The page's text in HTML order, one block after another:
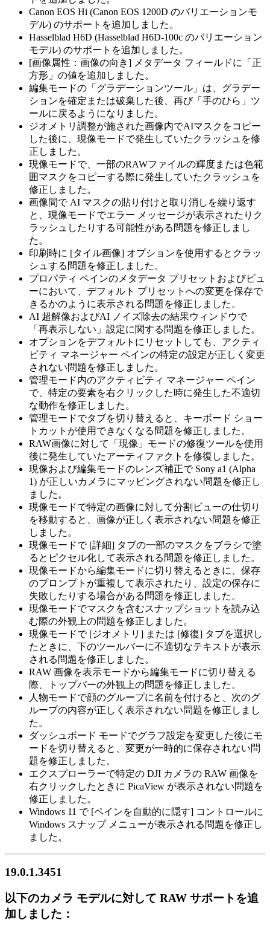
Canon EOS Hi (Canon EOS 1200D のバリエーションモ
デル) のサポートを追加しました。
Hasselblad H6D (Hasselblad H6D-100c のバリエーション
モデル) のサポートを追加しました。
[画像属性：画像の向き] メタデータ フィールドに「正
方形」の値を追加しました。
編集モードの「グラデーションツール」は、グラデー
ションを確定または破棄した後、再び「手のひら」ツ
ールに戻るようになりました。
ジオメトリ調整が施された画像内でAIマスクをコピー
した後に、現像モードで発生していたクラッシュを修
正しました。
現像モードで、一部のRAWファイルの輝度または色範
囲マスクをコピーする際に発生していたクラッシュを
修正しました。
画像間で AI マスクの貼り付けと取り消しを繰り返す
と、現像モードでエラー メッセージが表示されたりク
ラッシュしたりする可能性がある問題を修正しまし
た。
印刷時に [タイル画像] オプションを使用するとクラッ
シュする問題を修正しました。
プロパティ ペインのメタデータ プリセットおよびビュ
ーにおいて、デフォルト プリセットへの変更を保存で
きるかのように表示される問題を修正しました。
AI 超解像およびAI ノイズ除去の結果ウィンドウで
「再表示しない」設定に関する問題を修正しました。
オプションをデフォルトにリセットしても、アクティ
ビティ マネージャー ペインの特定の設定が正しく変更
されない問題を修正しました。
管理モード内のアクティビティ マネージャー ペイン
で、特定の要素を右クリックした時に発生した不適切
な動作を修正しました。
管理モードでタブを切り替えると、キーボード ショー
トカットが使用できなくなる問題を修正しました。
RAW画像に対して「現像」モードの修復ツールを使用
後に発生していたアーティファクトを修復しました。
現像および編集モードのレンズ補正で Sony a1 (Alpha
1) が正しいカメラにマッピングされない問題を修正し
ました。
現像モードで特定の画像に対して分割ビューの仕切り
を移動すると、画像が正しく表示されない問題を修正
しました。
現像モードで [詳細] タブの一部のマスクをブラシで塗
るとピクセル化して表示される問題を修正しました。
現像モードから編集モードに切り替えるときに、保存
のプロンプトが重複して表示されたり、設定の保存に
失敗したりする場合がある問題を修正しました。
現像モードでマスクを含むスナップショットを読み込
む際の外観上の問題を修正しました。
現像モードで [ジオメトリ] または [修復] タブを選択し
たときに、下のツールバーに不適切なテキストが表示
される問題を修正しました。
RAW 画像を表示モードから編集モードに切り替える
際、トップバーの外観上の問題を修正しました。
人物モードで顔のグループに名前を付けると、次のグ
ループの内容が正しく表示されない問題を修正しまし
た。
ダッシュボード モードでグラフ設定を変更した後にモ
ードを切り替えると、変更が一時的に保存されない問
題を修正しました。
エクスプローラーで特定の DJI カメラの RAW 画像を
右クリックしたときに PicaView が表示されない問題を
修正しました。
Windows 11 で [ペインを自動的に隠す] コントロールに
Windows スナップ メニューが表示される問題を修正し
ました。
19.0.1.3451
以下のカメラ モデルに対して RAW サポートを追
加しました：